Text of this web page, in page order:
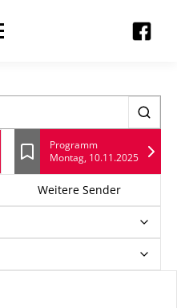
Lesezeichen
Programm
Montag, 10.11.2025
Weitere Sender